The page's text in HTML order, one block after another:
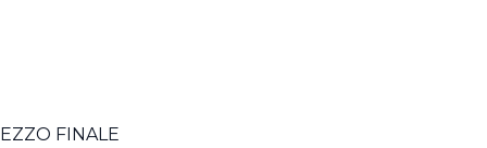
FINALE